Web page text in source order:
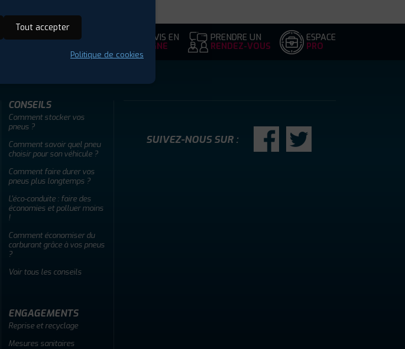
FAQ DEVIS EN
LIGNE
PRENDRE UN
RENDEZ-VOUS
ESPACE
PRO
CONSEILS
Comment stocker vos
pneus ?
Comment savoir quel pneu
choisir pour son véhicule ?
Comment faire durer vos
pneus plus longtemps ?
L'éco-conduite : faire des
économies et polluer moins
!
Comment économiser du
carburant grâce à vos pneus
?
Voir tous les conseils
ENGAGEMENTS
Reprise et recyclage
Mesures sanitaires
SUIVEZ-NOUS SUR :
Tout accepter
Politique de cookies